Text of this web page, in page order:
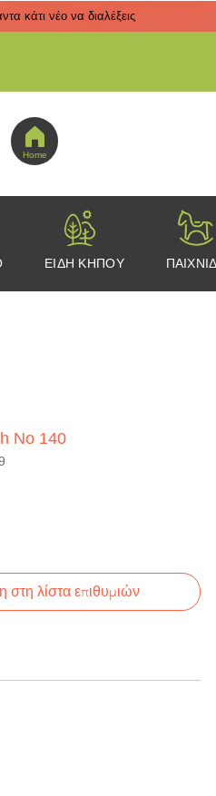
κάτι νέο να διαλέξεις
Home
ΕΙΔΗ ΚΗΠΟΥ
No 140
στη λίστα επιθυμιών